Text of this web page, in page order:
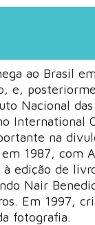
ao Brasil
e,
Nacional
International
na
1987, com
edição de
Nair
Em 1997,
fotografia.